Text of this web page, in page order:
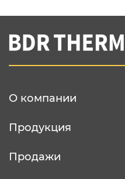
Вы соглашаетесь с
конфеденциальности
О компании
Продукция
Продажи